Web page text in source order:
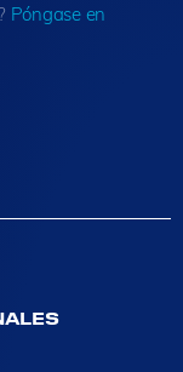
Póngase en